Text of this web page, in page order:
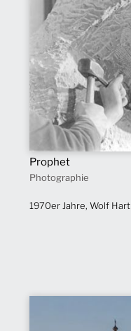
Prophet
Photographie
1970er Jahre, Wolf Hart